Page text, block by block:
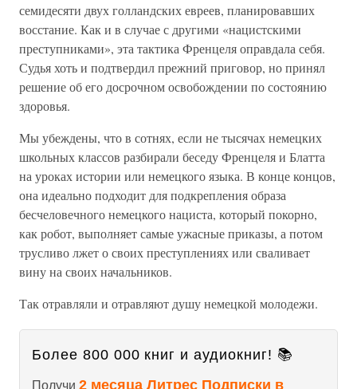
семидесяти двух голландских евреев, планировавших
восстание. Как и в случае с другими «нацистскими
преступниками», эта тактика Френцеля оправдала себя.
Судья хоть и подтвердил прежний приговор, но принял
решение об его досрочном освобождении по состоянию
здоровья.
Мы убеждены, что в сотнях, если не тысячах немецких
школьных классов разбирали беседу Френцеля и Блатта
на уроках истории или немецкого языка. В конце концов,
она идеально подходит для подкрепления образа
бесчеловечного немецкого нациста, который покорно,
как робот, выполняет самые ужасные приказы, а потом
трусливо лжет о своих преступлениях или сваливает
вину на своих начальников.
Так отравляли и отравляют душу немецкой молодежи.
Более 800 000 книг и аудиокниг! 📚
Получи 2 месяца Литрес Подписки в